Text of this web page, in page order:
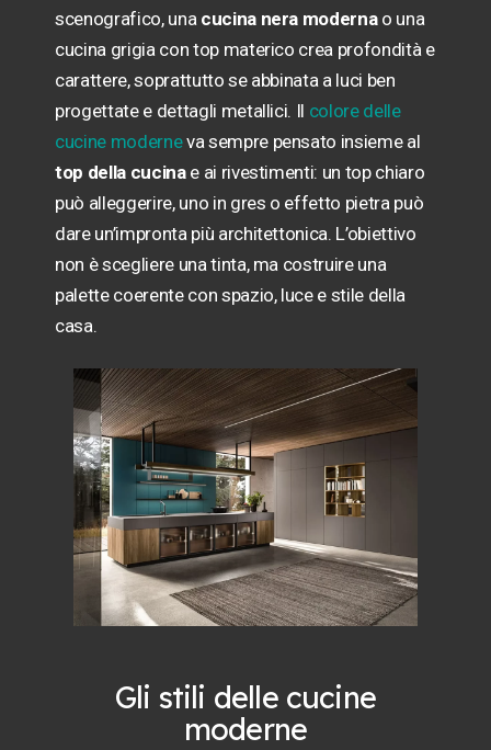
scenografico, una cucina nera modernao una
cucina grigia con top materico crea profondità e
carattere, soprattutto se abbinata a luci ben
progettate e dettagli metallici. Il colore delle
cucine moderneva sempre pensato insieme al
top della cucinae ai rivestimenti: un top chiaro
può alleggerire, uno in gres o effetto pietra può
dare un’impronta più architettonica. L’obiettivo
non è scegliere una tinta, ma costruire una
palette coerente con spazio, luce e stile della
casa.
Gli stili delle cucine
moderne